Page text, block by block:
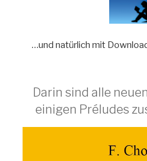
…und natürlich mit
Darin sind alle
einigen Préludes